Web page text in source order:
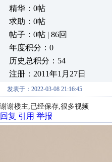
精华：0帖
求助：0帖
帖子：0帖 | 86回
年度积分：0
历史总积分：54
注册：2011年1月27日
发表于：2022-03-08 21:16:45
谢谢楼主,已经保存,很多视频
回复 引用 举报